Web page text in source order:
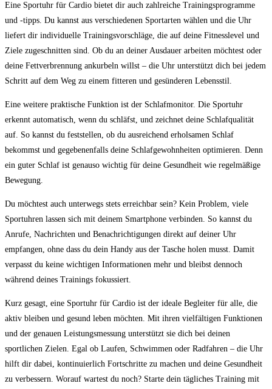
Eine⁤ Sportuhr für Cardio bietet dir auch ⁢zahlreiche Trainingsprogramme
⁤und -tipps. Du kannst aus verschiedenen Sportarten wählen und ⁢die Uhr
liefert dir individuelle Trainingsvorschläge, die auf deine Fitnesslevel⁣ und
Ziele zugeschnitten sind. Ob du an deiner Ausdauer arbeiten möchtest oder
deine Fettverbrennung ankurbeln willst – die Uhr unterstützt dich bei jedem
Schritt⁣ auf dem Weg zu einem fitteren und gesünderen Lebensstil.
Eine weitere praktische Funktion ist der Schlafmonitor. Die⁤ Sportuhr
erkennt automatisch, ⁤wenn du ⁣schläfst, und zeichnet ⁤deine Schlafqualität
⁢auf. So kannst du feststellen, ob du ausreichend erholsamen ​Schlaf
bekommst und gegebenenfalls deine Schlafgewohnheiten ⁤optimieren. Denn
ein guter ⁤Schlaf ist genauso wichtig für deine Gesundheit wie regelmäßige
Bewegung.
Du möchtest auch unterwegs stets erreichbar sein? Kein Problem, ‌viele
Sportuhren lassen sich mit deinem ⁤Smartphone verbinden. So kannst du
Anrufe, Nachrichten und Benachrichtigungen direkt auf deiner Uhr
empfangen, ohne dass du dein Handy aus der Tasche holen musst. Damit
verpasst du keine wichtigen‌ Informationen⁣ mehr ⁣und bleibst dennoch
während deines Trainings fokussiert.
Kurz gesagt, eine Sportuhr für Cardio‍ ist der ideale Begleiter für alle, die
aktiv​ bleiben und gesund⁢ leben möchten. ⁣Mit ihren vielfältigen ⁣Funktionen
und der genauen Leistungsmessung unterstützt sie dich bei deinen
sportlichen ⁢Zielen. Egal ob Laufen, Schwimmen oder ⁢Radfahren ‌– ⁤die Uhr
hilft dir dabei, kontinuierlich ⁢Fortschritte zu​ machen und deine Gesundheit
zu verbessern. Worauf wartest ⁢du noch? Starte dein tägliches Training mit